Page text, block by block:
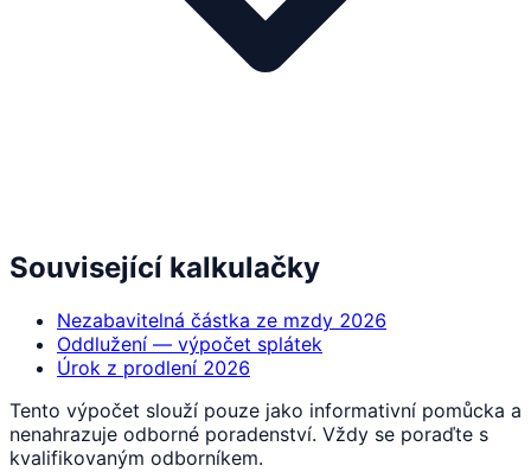
Související kalkulačky
Nezabavitelná částka ze mzdy 2026
Oddlužení — výpočet splátek
Úrok z prodlení 2026
Tento výpočet slouží pouze jako informativní pomůcka a
nenahrazuje odborné poradenství. Vždy se poraďte s
kvalifikovaným odborníkem.